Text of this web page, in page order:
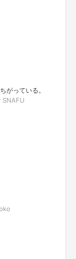
がっている。